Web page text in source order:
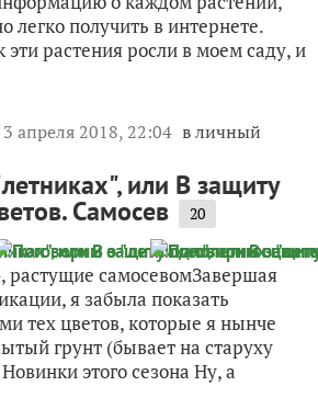
легко получить в интернете.
эти растения росли в моем саду, и
3 апреля 2018, 22:04 в личный
или В защиту
Самосев 20
растущие самосевомЗавершая
я забыла показать
тех цветов, которые я нынче
грунт (бывает на старуху
этого сезона Ну, а